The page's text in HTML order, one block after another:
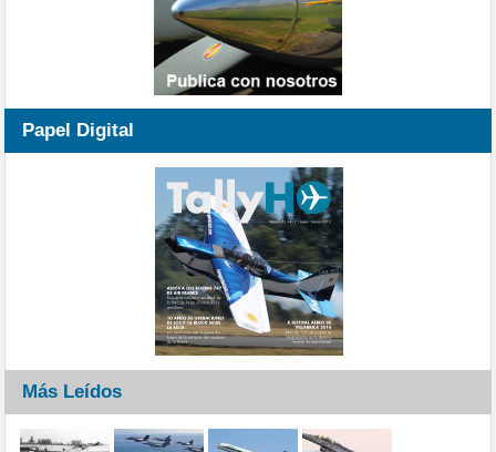
Papel Digital
Más Leídos